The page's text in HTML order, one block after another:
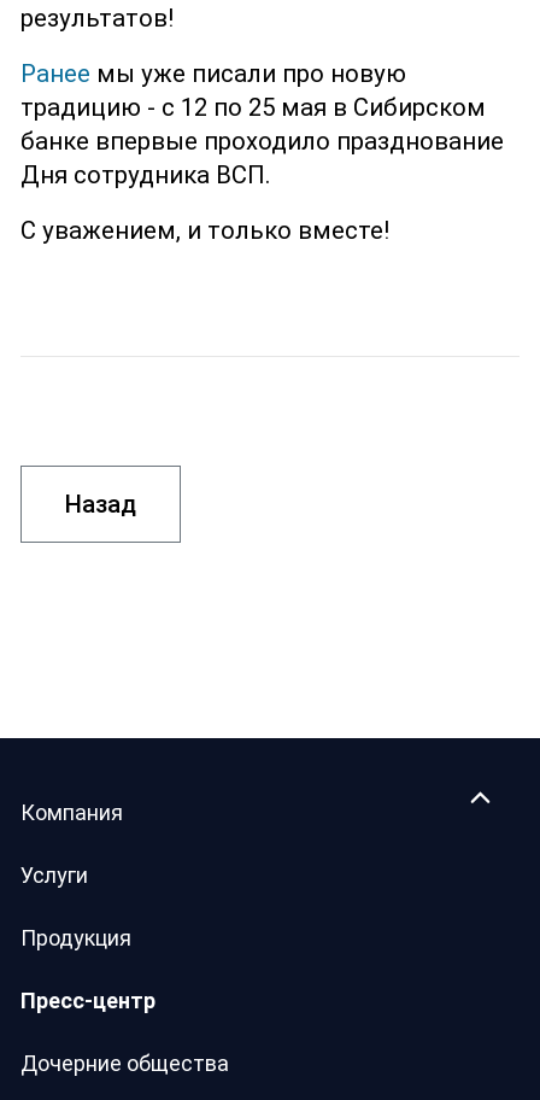
результатов!
Ранее мы уже писали про новую
традицию - с 12 по 25 мая в Сибирском
банке впервые проходило празднование
Дня сотрудника ВСП.
С уважением, и только вместе!
Назад
Компания
Услуги
Продукция
Пресс-центр
Дочерние общества